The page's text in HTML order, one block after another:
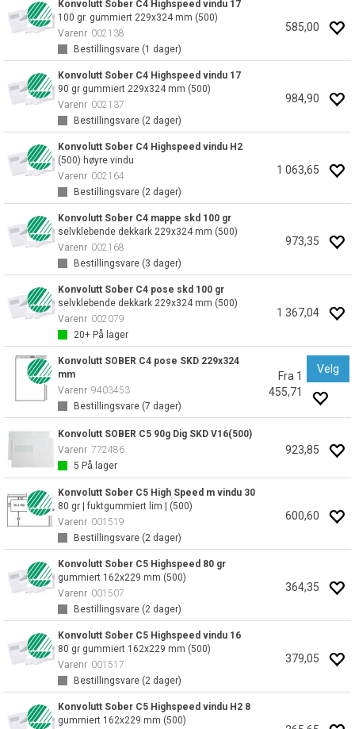
Konvolutt Sober C4 Highspeed vindu 17
100 gr. gummiert 229x324 mm (500)
Varenr 002138
Bestillingsvare (1 dager)
585,00
Konvolutt Sober C4 Highspeed vindu 17
90 gr gummiert 229x324 mm (500)
Varenr 002137
Bestillingsvare (2 dager)
984,90
Konvolutt Sober C4 Highspeed vindu H2
(500) høyre vindu
Varenr 002164
Bestillingsvare (2 dager)
1 063,65
Konvolutt Sober C4 mappe skd 100 gr
selvklebende dekkark 229x324 mm (500)
Varenr 002168
Bestillingsvare (3 dager)
973,35
Konvolutt Sober C4 pose skd 100 gr
selvklebende dekkark 229x324 mm (500)
Varenr 002079
20+ På lager
1 367,04
Konvolutt SOBER C4 pose SKD 229x324
mm
Varenr 9403453
Bestillingsvare (7 dager)
Fra 1
455,71
Velg
Konvolutt SOBER C5 90g Dig SKD V16(500)
Varenr 772486
5 På lager
923,85
Konvolutt Sober C5 High Speed m vindu 30
80 gr | fuktgummiert lim | (500)
Varenr 001519
Bestillingsvare (2 dager)
600,60
Konvolutt Sober C5 Highspeed 80 gr
gummiert 162x229 mm (500)
Varenr 001507
Bestillingsvare (2 dager)
364,35
Konvolutt Sober C5 Highspeed vindu 16
80 gr gummiert 162x229 mm (500)
Varenr 001517
Bestillingsvare (2 dager)
379,05
Konvolutt Sober C5 Highspeed vindu H2 8
gummiert 162x229 mm (500)